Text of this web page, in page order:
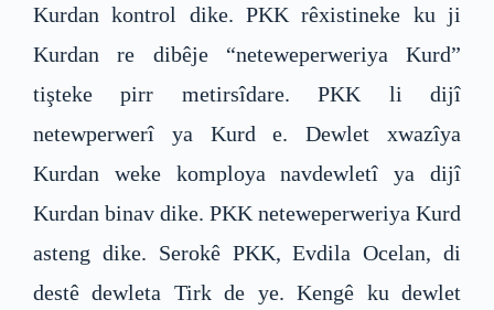
Kurdan kontrol dike. PKK rêxistineke ku ji
Kurdan re dibêje “neteweperweriya Kurd”
tişteke pirr metirsîdare. PKK li dijî
netewperwerî ya Kurd e. Dewlet xwazîya
Kurdan weke komploya navdewletî ya dijî
Kurdan binav dike. PKK neteweperweriya Kurd
asteng dike. Serokê PKK, Evdila Ocelan, di
destê dewleta Tirk de ye. Kengê ku dewlet